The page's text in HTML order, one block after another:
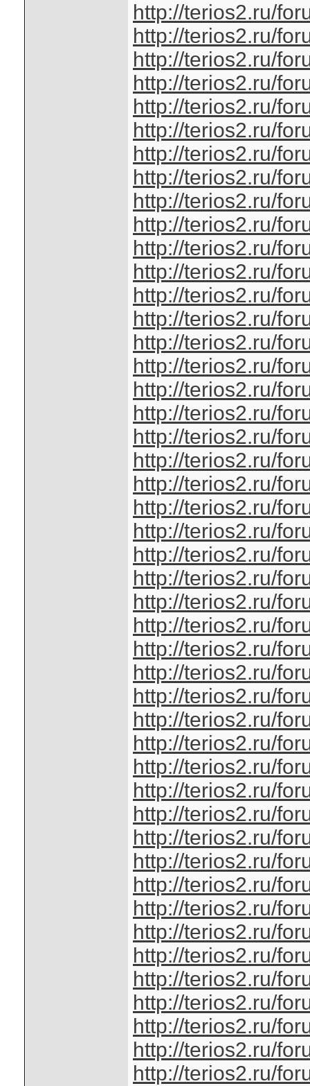
http://terios2.ru/
http://terios2.ru/
http://terios2.ru/
http://terios2.ru/
http://terios2.ru/
http://terios2.ru/
http://terios2.ru/
http://terios2.ru/
http://terios2.ru/
http://terios2.ru/
http://terios2.ru/
http://terios2.ru/
http://terios2.ru/
http://terios2.ru/
http://terios2.ru/
http://terios2.ru/
http://terios2.ru/
http://terios2.ru/
http://terios2.ru/
http://terios2.ru/
http://terios2.ru/
http://terios2.ru/
http://terios2.ru/
http://terios2.ru/
http://terios2.ru/
http://terios2.ru/
http://terios2.ru/
http://terios2.ru/
http://terios2.ru/
http://terios2.ru/
http://terios2.ru/
http://terios2.ru/
http://terios2.ru/
http://terios2.ru/
http://terios2.ru/
http://terios2.ru/
http://terios2.ru/
http://terios2.ru/
http://terios2.ru/
http://terios2.ru/
http://terios2.ru/
http://terios2.ru/
http://terios2.ru/
http://terios2.ru/
http://terios2.ru/
http://terios2.ru/